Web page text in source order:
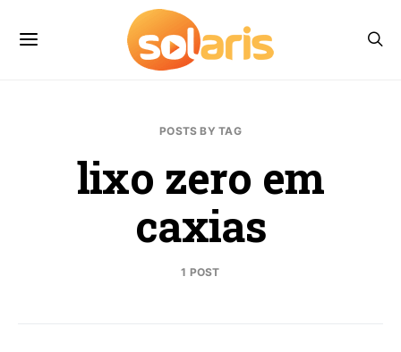
POSTS BY TAG
lixo zero em
caxias
1 POST